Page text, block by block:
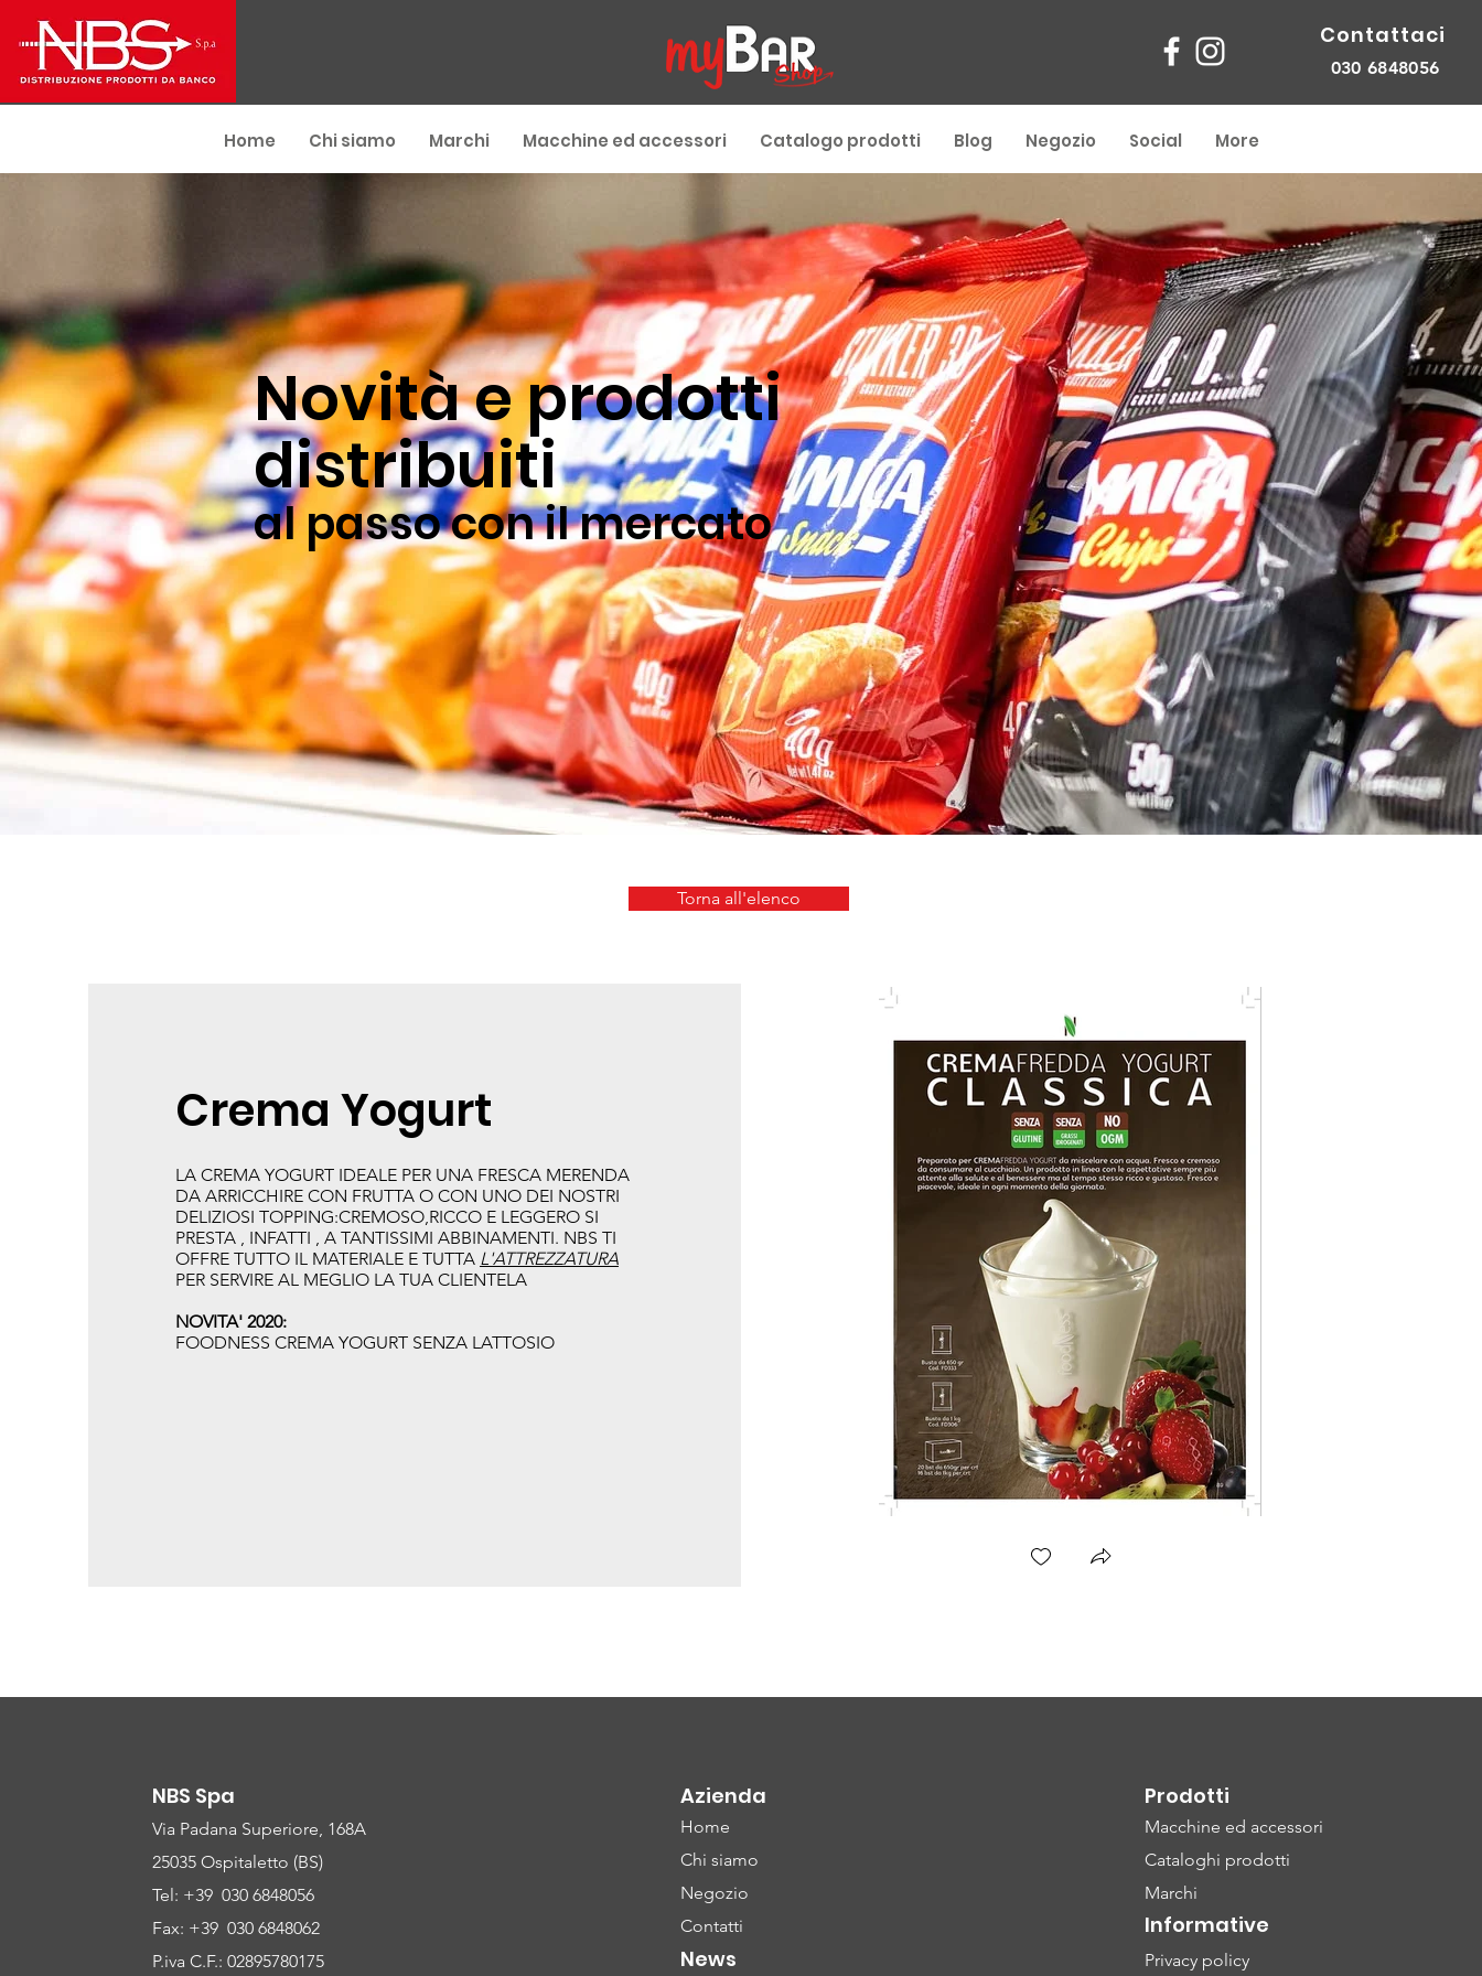
Contattaci
030 6848056
Home Chi siamo Marchi Macchine ed accessori Catalogo prodotti Blog Negozio Social More
Novità e prodotti
distribuiti
al passo con il mercato
Torna all'elenco
Crema Yogurt
LA CREMA YOGURT IDEALE PER UNA FRESCA MERENDA
DA ARRICCHIRE CON FRUTTA O CON UNO DEI NOSTRI
DELIZIOSI TOPPING:CREMOSO,RICCO E LEGGERO SI
PRESTA , INFATTI , A TANTISSIMI ABBINAMENTI. NBS TI
OFFRE TUTTO IL MATERIALE E TUTTA L'ATTREZZATURA
PER SERVIRE AL MEGLIO LA TUA CLIENTELA
NOVITA' 2020:
FOODNESS CREMA YOGURT SENZA LATTOSIO
NBS Spa
Via Padana Superiore, 168A
25035 Ospitaletto (BS)
Tel: +39 030 6848056
Fax: +39 030 6848062
P.iva C.F.: 02895780175
Azienda
Home
Chi siamo
Negozio
Contatti
News
Prodotti
Macchine ed accessori
Cataloghi prodotti
Marchi
Informative
Privacy policy